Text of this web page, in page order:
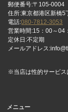
郵便番号:〒105-0004
住所:東京都港区新橋5
電話:080-7812-3053
営業時間:15：00～04
定休日:不定期
メールアドレス
※当店は性的サービス
メニュー